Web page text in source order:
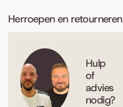
Herroepen en retourneren
Hulp
of
advies
nodig?